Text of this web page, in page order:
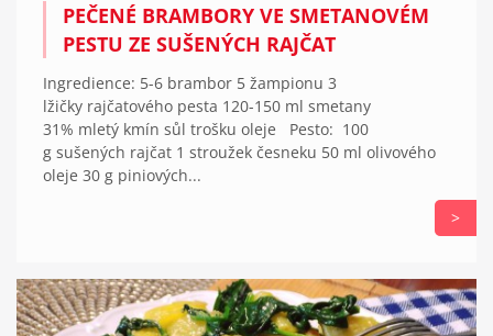
PEČENÉ BRAMBORY VE SMETANOVÉM
PESTU ZE SUŠENÝCH RAJČAT
Ingredience: 5-6 brambor 5 žampionu 3
lžičky rajčatového pesta 120-150 ml smetany
31% mletý kmín sůl trošku oleje Pesto: 100
g sušených rajčat 1 stroužek česneku 50 ml olivového
oleje 30 g piniových...
>